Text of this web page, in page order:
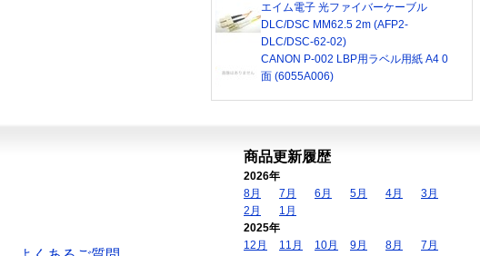
エイム電子 光ファイバーケーブル
DLC/DSC MM62.5 2m (AFP2-
DLC/DSC-62-02)
CANON P-002 LBP用ラベル用紙 A4 0
面 (6055A006)
商品更新履歴
2026年
8月
7月 6月 5月 4月
3月
2月
1月
2025年
12月
11月 10月 9月 8月
7月